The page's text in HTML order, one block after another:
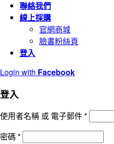
聯絡我們
線上採購
官網商城
臉書粉絲頁
登入
Login with Facebook
登入
使用者名稱 或 電子郵件*
密碼 *